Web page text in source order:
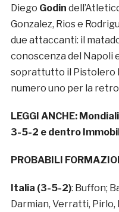
Diego Godin
Gonzalez, Rios e
due attaccanti: il
conoscenza del Napoli
soprattutto il Pistolero
numero uno per la
LEGGI ANCHE:
3-5-2 e dentro
PROBABILI
Italia (3-5-2): Buffon;
Darmian, Verratti, Pirlo,